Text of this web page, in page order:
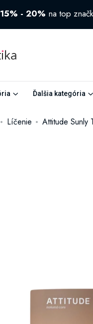
- 20% na top
Ďalšia kategória
Líčenie Attitude Sunly